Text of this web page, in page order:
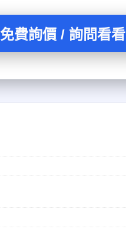
免費詢價 / 詢問看看